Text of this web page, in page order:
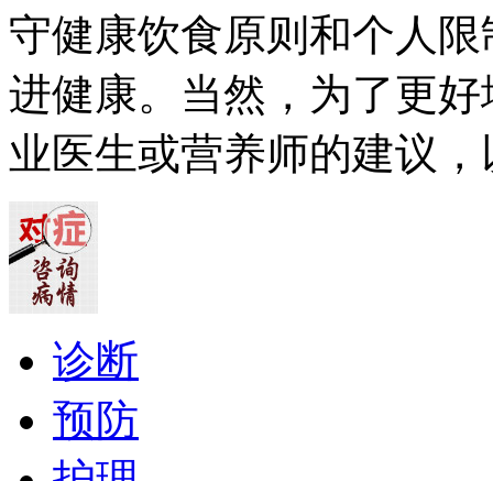
守健康饮食原则和个人
进健康。当然，为了更
业医生或营养师的建议
诊断
预防